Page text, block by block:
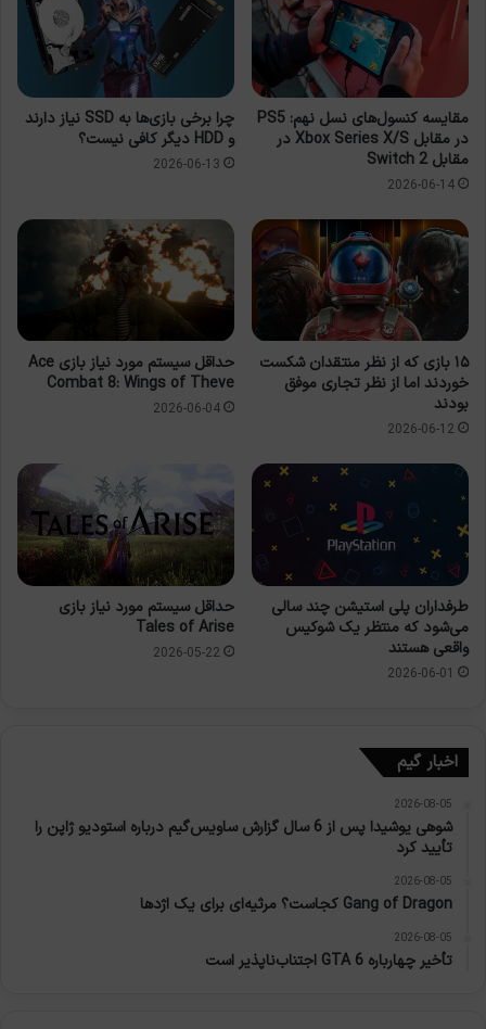
مقایسه کنسول‌های نسل نهم: PS5
در مقابل Xbox Series X/S در
مقابل Switch 2
2026-06-14
چرا برخی بازی‌ها به SSD نیاز دارند
و HDD دیگر کافی نیست؟
2026-06-13
۱۵ بازی که از نظر منتقدان شکست
خوردند اما از نظر تجاری موفق
بودند
2026-06-12
حداقل سیستم مورد نیاز بازی Ace
Combat 8: Wings of Theve
2026-06-04
طرفداران پلی استیشن چند سالی
می‌شود که منتظر یک شوکیس
واقعی هستند
2026-06-01
حداقل سیستم مورد نیاز بازی
Tales of Arise
2026-05-22
اخبار گیم
2026-08-05
شوهی یوشیدا پس از 6 سال گزارش ساویس‌گیم درباره استودیو ژاپن را
تأیید کرد
2026-08-05
Gang of Dragon کجاست؟ مرثیه‌ای برای یک اژدها
2026-08-05
تأخیر چهارباره GTA 6 اجتناب‌ناپذیر است